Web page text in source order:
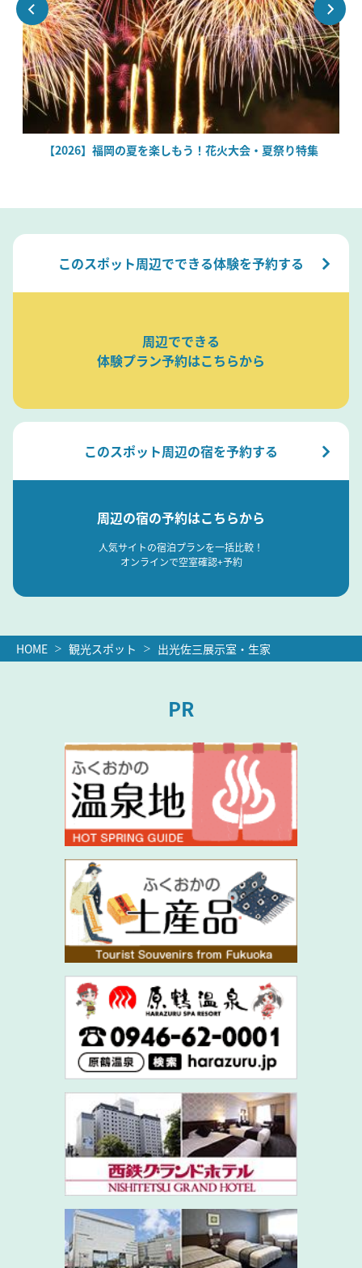
【2026】福岡の夏を楽しもう！花火大会・夏祭り特集
このスポット周辺でできる体験を予約する
周辺でできる
体験プラン予約はこちらから
このスポット周辺の宿を予約する
周辺の宿の予約はこちらから
人気サイトの宿泊プランを一括比較！
オンラインで空室確認+予約
HOME 観光スポット 出光佐三展示室・生家
PR